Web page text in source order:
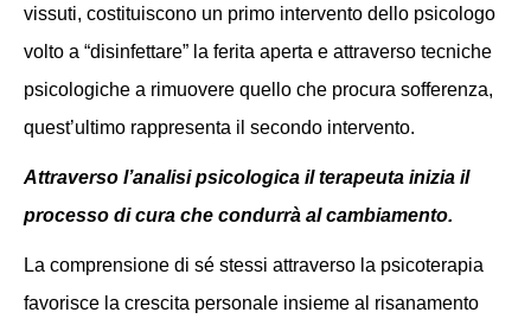
vissuti, costituiscono un primo intervento dello psicologo
volto a “disinfettare” la ferita aperta e attraverso tecniche
psicologiche a rimuovere quello che procura sofferenza,
quest’ultimo rappresenta il secondo intervento.
Attraverso l’analisi psicologica il terapeuta inizia il
processo di cura che condurrà al cambiamento.
La comprensione di sé stessi attraverso la psicoterapia
favorisce la crescita personale insieme al risanamento